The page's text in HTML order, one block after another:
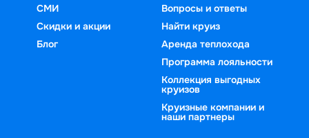
СМИ
Скидки и акции
Блог
Вопросы и ответы
Найти круиз
Аренда теплохода
Программа лояльности
Коллекция выгодных
круизов
Круизные компании и
наши партнеры